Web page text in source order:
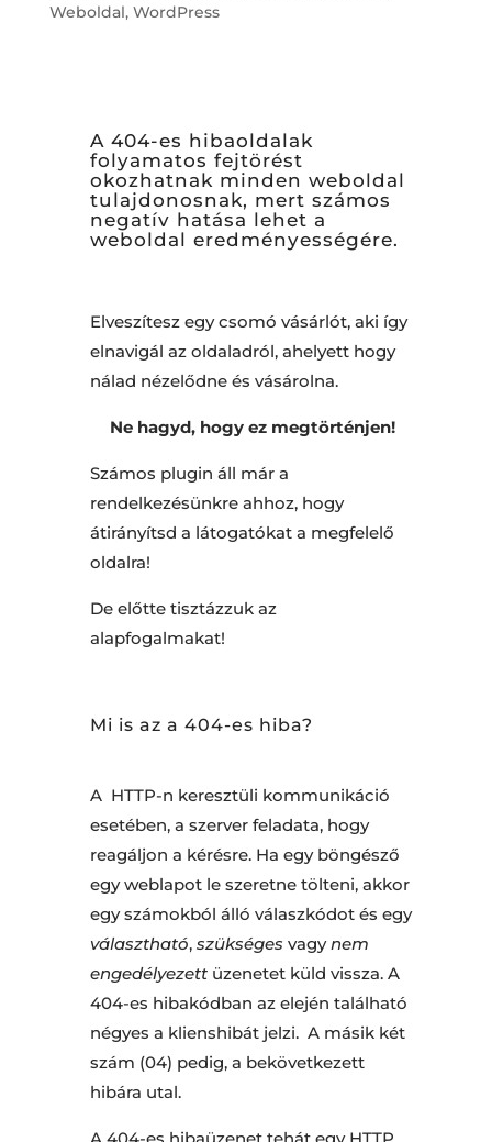
Weboldal, WordPress
A 404-es hibaoldalak
folyamatos fejtörést
okozhatnak minden weboldal
tulajdonosnak, mert számos
negatív hatása lehet a
weboldal eredményességére.
Elveszítesz egy csomó vásárlót, aki így
elnavigál az oldaladról, ahelyett hogy
nálad nézelődne és vásárolna.
Ne hagyd, hogy ez megtörténjen!
Számos plugin áll már a
rendelkezésünkre ahhoz, hogy
átirányítsd a látogatókat a megfelelő
oldalra!
De előtte tisztázzuk az
alapfogalmakat!
Mi is az a 404-es hiba?
A HTTP-n keresztüli kommunikáció
esetében, a szerver feladata, hogy
reagáljon a kérésre. Ha egy böngésző
egy weblapot le szeretne tölteni, akkor
egy számokból álló válaszkódot és egy
választható, szükséges vagynem
engedélyezettüzenetet küld vissza. A
404-es hibakódban az elején található
négyes a klienshibát jelzi. A másik két
szám (04) pedig, a bekövetkezett
hibára utal.